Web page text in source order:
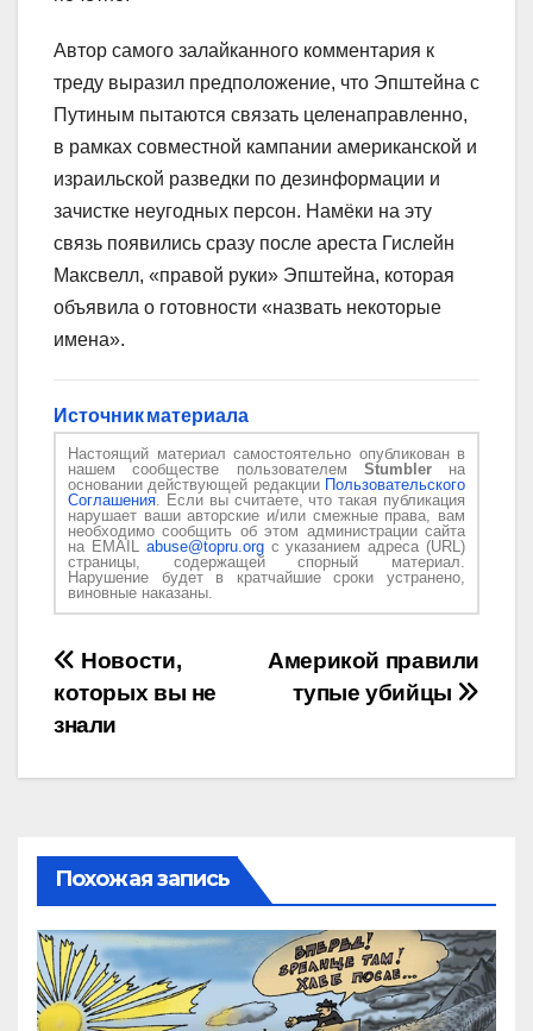
Автор самого залайканного комментария к
треду выразил предположение, что Эпштейна с
Путиным пытаются связать целенаправленно,
в рамках совместной кампании американской и
израильской разведки по дезинформации и
зачистке неугодных персон. Намёки на эту
связь появились сразу после ареста Гислейн
Максвелл, «правой руки» Эпштейна, которая
объявила о готовности «назвать некоторые
имена».
Источник материала
Настоящий материал самостоятельно опубликован в
нашем сообществе пользователем Stumblerна
основании действующей редакции Пользовательского
Соглашения. Если вы считаете, что такая публикация
нарушает ваши авторские и/или смежные права, вам
необходимо сообщить об этом администрации сайта
на EMAIL abuse@topru.orgс указанием адреса (URL)
страницы, содержащей спорный материал.
Нарушение будет в кратчайшие сроки устранено,
виновные наказаны.
Навигация
по
записям
Америкой правили
тупые убийцы
Новости,
которых вы не
знали
Похожая запись